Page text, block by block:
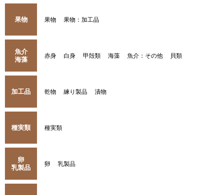
果物 果物 果物：加工品
魚介
海藻
赤身 白身 甲殻類 海藻 魚介：その他 貝類
加工品 乾物 練り製品 漬物
種実類 種実類
卵
乳製品
卵 乳製品